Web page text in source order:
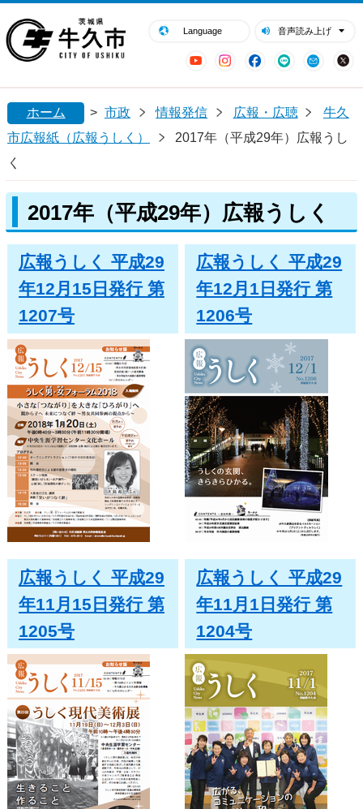
Language 音声読み上げ
YouTubeInstagram
Facebook
LINE Mail
閉じる
ホーム > 市政 情報発信 広報・広聴
牛久
市広報紙（広報うしく）
2017年（平成29年）広報うし
く
2017年（平成29年）広報うしく
広報うしく 平成29
年12月15日発行 第
1207号
広報うしく 平成29
年12月1日発行 第
1206号
広報うしく 平成29
年11月15日発行 第
1205号
広報うしく 平成29
年11月1日発行 第
1204号